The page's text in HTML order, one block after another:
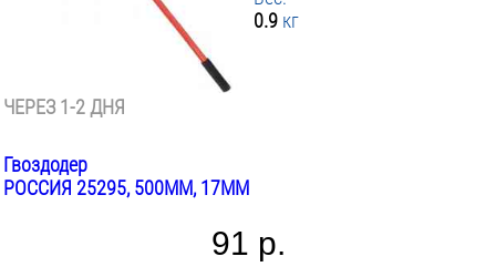
0.9 кг
ЧЕРЕЗ 1-2 ДНЯ
Гвоздодер
РОССИЯ 25295, 500ММ, 17ММ
91 р.